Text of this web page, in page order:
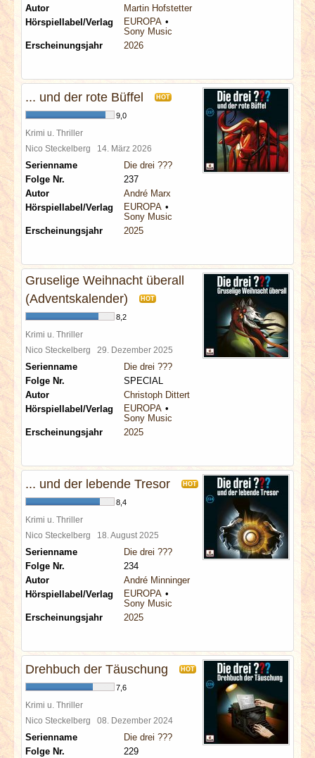
Autor
Martin Hofstetter
Hörspiellabel/Verlag
EUROPA
Sony Music
Erscheinungsjahr
2026
... und der rote Büffel HOT
9,0
Krimi u. Thriller
Nico Steckelberg 14. März 2026
Serienname
Die drei ???
Folge Nr.
237
Autor
André Marx
Hörspiellabel/Verlag
EUROPA
Sony Music
Erscheinungsjahr
2025
Gruselige Weihnacht überall
(Adventskalender)
HOT
8,2
Krimi u. Thriller
Nico Steckelberg 29. Dezember 2025
Serienname
Die drei ???
Folge Nr.
SPECIAL
Autor
Christoph Dittert
Hörspiellabel/Verlag
EUROPA
Sony Music
Erscheinungsjahr
2025
... und der lebende Tresor HOT
8,4
Krimi u. Thriller
Nico Steckelberg 18. August 2025
Serienname
Die drei ???
Folge Nr.
234
Autor
André Minninger
Hörspiellabel/Verlag
EUROPA
Sony Music
Erscheinungsjahr
2025
Drehbuch der Täuschung HOT
7,6
Krimi u. Thriller
Nico Steckelberg 08. Dezember 2024
Serienname
Die drei ???
Folge Nr.
229